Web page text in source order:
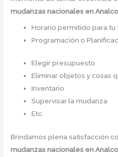
mudanzas nacionales en
Horario permitido para tu
Programación o
Elegir presupuesto
Eliminar objetos y cosas
Inventario
Supervisar la mudanza
Etc.
Brindamos plena satisfacción
mudanzas nacionales en